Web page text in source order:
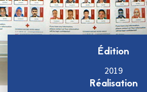
Édition
2019
Réalisation